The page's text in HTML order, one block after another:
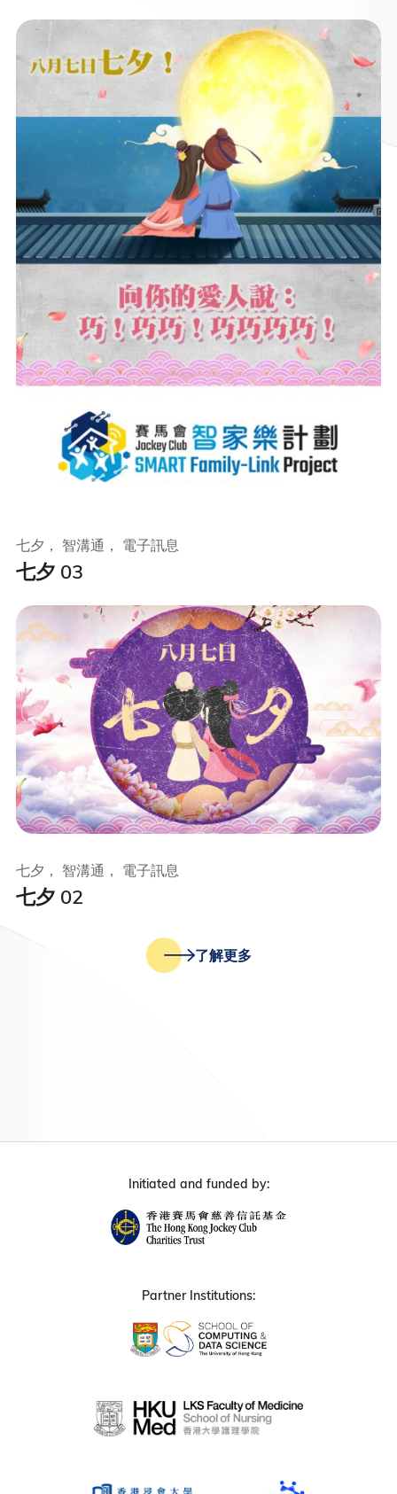
七夕 03
七夕， 智溝通， 電子訊息
七夕 02
七夕， 智溝通， 電子訊息
了解更多
Initiated and funded by:
Partner Institutions: